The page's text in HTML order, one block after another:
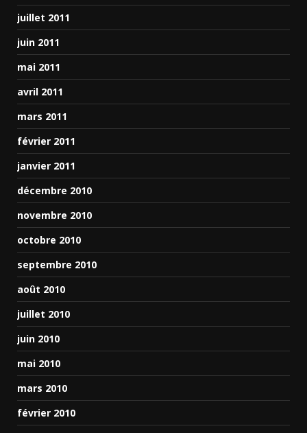
juillet 2011
juin 2011
mai 2011
avril 2011
mars 2011
février 2011
janvier 2011
décembre 2010
novembre 2010
octobre 2010
septembre 2010
août 2010
juillet 2010
juin 2010
mai 2010
mars 2010
février 2010